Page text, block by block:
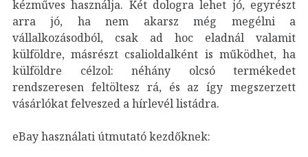
kézműves használja. Két dologra lehet jó, egyrészt
arra jó, ha nem akarsz még megélni a
vállalkozásodból, csak ad hoc eladnál valamit
külföldre, másrészt csalioldalként is működhet, ha
külföldre célzol: néhány olcsó termékedet
rendszeresen feltöltesz rá, és az így megszerzett
vásárlókat felveszed a hírlevél listádra.
eBay használati útmutató kezdőknek: